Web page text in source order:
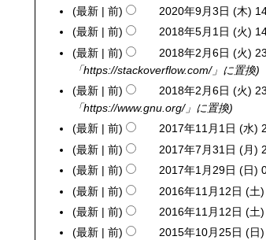
6
日月
3
日
3
最新
前 2020年9月3日 (木)
2
0
1
日
最新 前 2018年5月1日 (火)
2
1
6
日
最新 前 2018年2月6日 (火)
「https://stackoverflow.com/」に置換
最新
前 2018年2月6日 (火)
「https://www.gnu.org/」に置換
2
0
1
1
最新 前 2017年11月1日 (水)
2
0
7
最新 前 2017年7月31日 (月)
2
0
最新 前 2017年1月29日 (日)
2
0
最新 前 2016年11月12日 (土
最新
前 2016年11月12日 (土
2
最新 前 2015年10月25日 (日